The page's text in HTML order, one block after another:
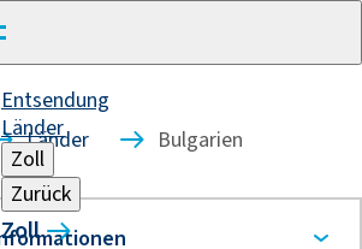
Entsendung
Länder
Zoll
Zurück
Zoll
Länder Bulgarien